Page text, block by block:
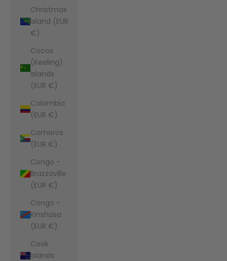
Christmas
Island (EUR
€)
Cocos
(Keeling)
Islands
(EUR €)
Colombia
(EUR €)
Comoros
(EUR €)
Congo -
Brazzaville
(EUR €)
Congo -
Kinshasa
(EUR €)
Cook
Islands